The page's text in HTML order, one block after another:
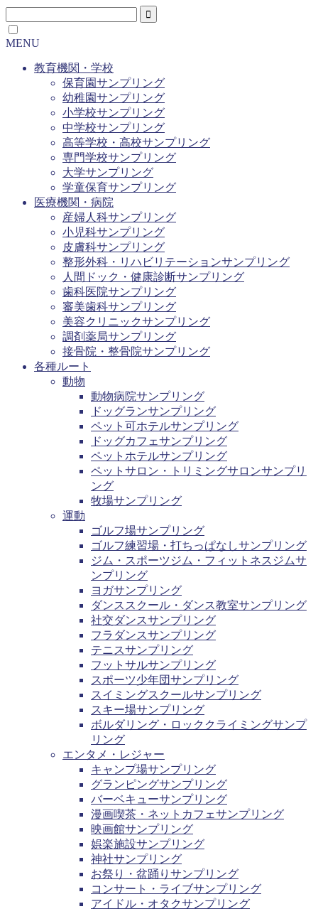
MENU
教育機関・学校
保育園サンプリング
幼稚園サンプリング
小学校サンプリング
中学校サンプリング
高等学校・高校サンプリング
専門学校サンプリング
大学サンプリング
学童保育サンプリング
医療機関・病院
産婦人科サンプリング
小児科サンプリング
皮膚科サンプリング
整形外科・リハビリテーションサンプリング
人間ドック・健康診断サンプリング
歯科医院サンプリング
審美歯科サンプリング
美容クリニックサンプリング
調剤薬局サンプリング
接骨院・整骨院サンプリング
各種ルート
動物
動物病院サンプリング
ドッグランサンプリング
ペット可ホテルサンプリング
ドッグカフェサンプリング
ペットホテルサンプリング
ペットサロン・トリミングサロンサンプリ
ング
牧場サンプリング
運動
ゴルフ場サンプリング
ゴルフ練習場・打ちっぱなしサンプリング
ジム・スポーツジム・フィットネスジムサ
ンプリング
ヨガサンプリング
ダンススクール・ダンス教室サンプリング
社交ダンスサンプリング
フラダンスサンプリング
テニスサンプリング
フットサルサンプリング
スポーツ少年団サンプリング
スイミングスクールサンプリング
スキー場サンプリング
ボルダリング・ロッククライミングサンプ
リング
エンタメ・レジャー
キャンプ場サンプリング
グランピングサンプリング
バーベキューサンプリング
漫画喫茶・ネットカフェサンプリング
映画館サンプリング
娯楽施設サンプリング
神社サンプリング
お祭り・盆踊りサンプリング
コンサート・ライブサンプリング
アイドル・オタクサンプリング